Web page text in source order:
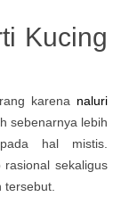
Kucing
karena naluri
sebenarnya lebih
hal mistis.
sekaligus